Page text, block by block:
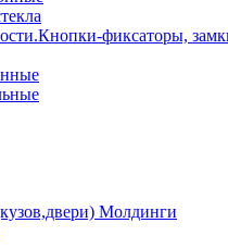
фиксаторы,
Молдинги